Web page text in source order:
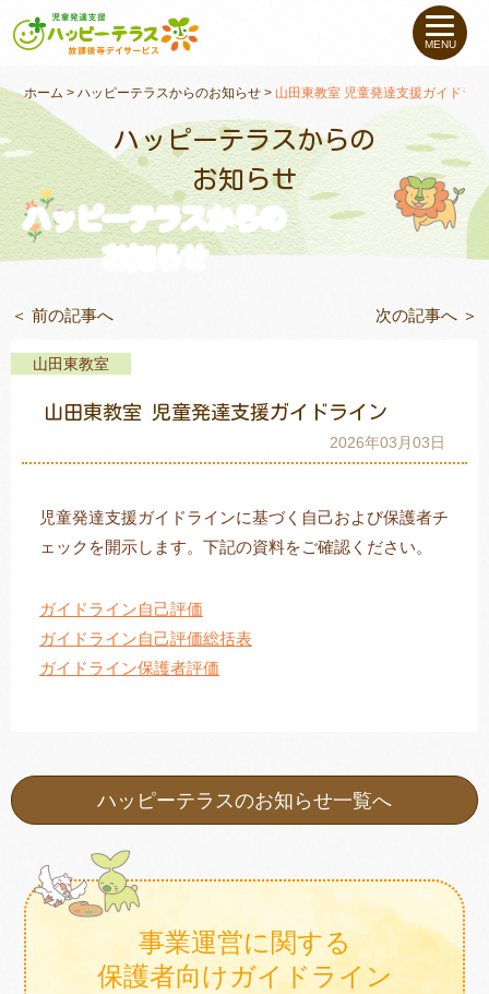
私たちについて
未就学のお子さま（０〜６才）
小学生〜高校生の お子さま
支援事例
教室一覧
MENU
ホーム >ハッピーテラスからのお知らせ > 山田東教室 児童発達支援ガイドラ
ハッピーテラスからの
お知らせ
ハッピーテラスからの
お知らせ
＜ 前の記事へ 次の記事へ ＞
山田東教室
山田東教室 児童発達支援ガイドライン
2026年03月03日
児童発達支援ガイドラインに基づく自己および保護者チ
ェックを開示します。下記の資料をご確認ください。
ガイドライン自己評価
ガイドライン自己評価総括表
ガイドライン保護者評価
ハッピーテラスのお知らせ一覧へ
事業運営に関する
保護者向けガイドライン